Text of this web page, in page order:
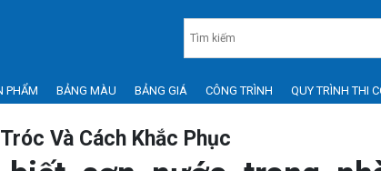
PHẨM BẢNG MÀU BẢNG GIÁ CÔNG TRÌNH QUY TRÌNH THI
Và Cách Khắc Phục